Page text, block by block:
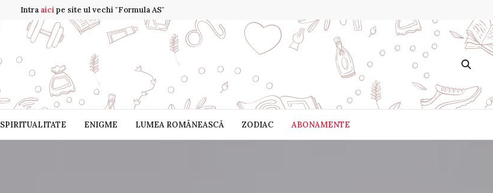
Intra aicipe site ul vechi "Formula AS"
SPIRITUALITATE ENIGME LUMEA ROMÂNEASCĂ ZODIAC ABONAMENTE